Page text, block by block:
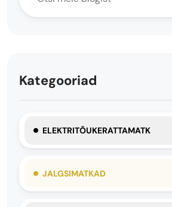
Kategooriad
ELEKTRITÕUKERATTAMATK
JALGSIMATKAD